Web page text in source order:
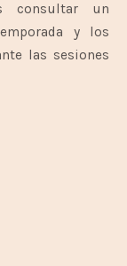
consultar un
y los
las sesiones